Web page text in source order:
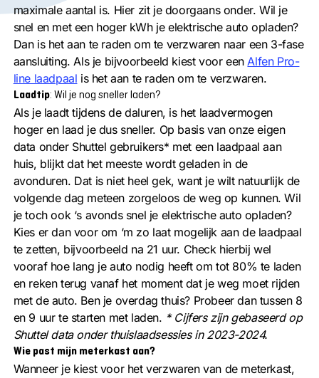
maximale aantal is. Hier zit je doorgaans onder. Wil je
snel en met een hoger kWh je elektrische auto opladen?
Dan is het aan te raden om te verzwaren naar een 3-fase
aansluiting. Als je bijvoorbeeld kiest voor eenAlfen Pro-
line laadpaal is het aan te raden om te verzwaren.
Laadtip: Wil je nog sneller laden?
Als je laadt tijdens de daluren, is het laadvermogen
hoger en laad je dus sneller. Op basis van onze eigen
data onder Shuttel gebruikers* met een laadpaal aan
huis, blijkt dat het meeste wordt geladen in de
avonduren. Dat is niet heel gek, want je wilt natuurlijk de
volgende dag meteen zorgeloos de weg op kunnen. Wil
je toch ook ‘s avonds snel je elektrische auto opladen?
Kies er dan voor om ‘m zo laat mogelijk aan de laadpaal
te zetten, bijvoorbeeld na 21 uur. Check hierbij wel
vooraf hoe lang je auto nodig heeft om tot 80% te laden
en reken terug vanaf het moment dat je weg moet rijden
met de auto. Ben je overdag thuis? Probeer dan tussen 8
en 9 uur te starten met laden. * Cijfers zijn gebaseerd op
Shuttel data onder thuislaadsessies in 2023-2024.
Wie past mijn meterkast aan?
Wanneer je kiest voor het verzwaren van de meterkast,